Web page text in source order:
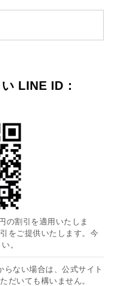
LINE ID：
の割引を適用いたしま
をご提供いたします。今
。
ない場合は、公式サイト
だいても構いません。